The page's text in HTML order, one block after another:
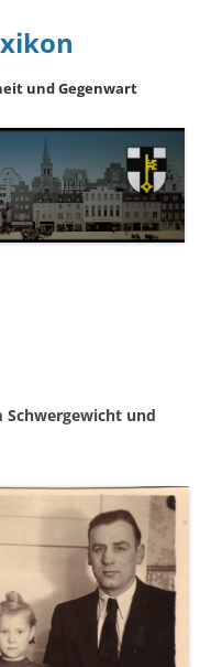
und Gegenwart
und